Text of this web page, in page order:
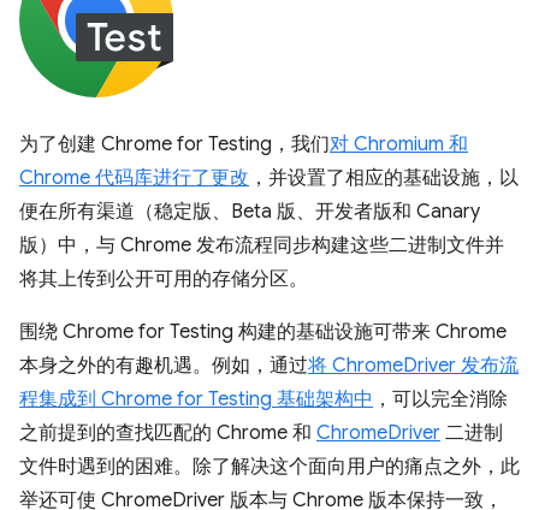
为了创建 Chrome for Testing，我们对 Chromium 和
Chrome 代码库进行了更改 ，并设置了相应的基础设施，以
便在所有渠道（稳定版、Beta 版、开发者版和 Canary
版）中，与 Chrome 发布流程同步构建这些二进制文件并
将其上传到公开可用的存储分区。
围绕 Chrome for Testing 构建的基础设施可带来 Chrome
本身之外的有趣机遇。例如，通过将 ChromeDriver 发布流
程集成到 Chrome for Testing 基础架构中 ，可以完全消除
之前提到的查找匹配的 Chrome 和 ChromeDriver 二进制
文件时遇到的困难。除了解决这个面向用户的痛点之外，此
举还可使 ChromeDriver 版本与 Chrome 版本保持一致，